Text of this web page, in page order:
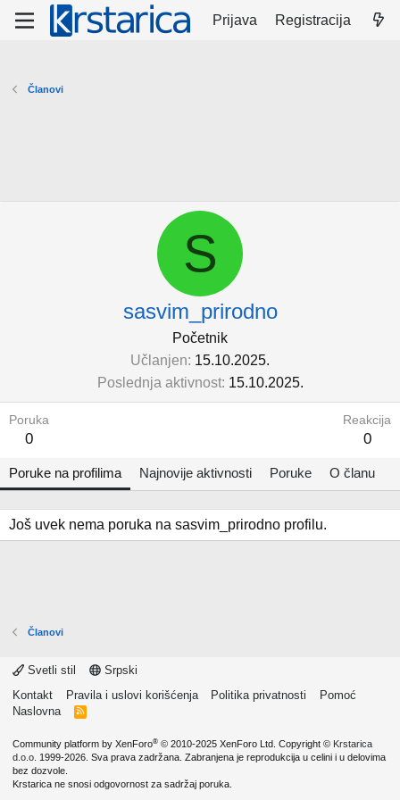
Prijava Registracija
Članovi
S
sasvim_prirodno
Početnik
Učlanjen 15.10.2025.
Poslednja aktivnost 15.10.2025.
Poruka
0
Reakcija
0
Poruke na profilima Najnovije aktivnosti Poruke O članu
Još uvek nema poruka na sasvim_prirodno profilu.
Članovi
Svetli stil
Srpski
Kontakt
Pravila i uslovi korišćenja Politika privatnosti
Pomoć
Naslovna
R
Community platform by XenForo® © 2010-2025 XenForo Ltd. Copyright © Krstarica
d.o.o. 1999-2026. Sva prava zadržana. Zabranjena je reprodukcija u celini i u delovima
bez dozvole.
Krstarica ne snosi odgovornost za sadržaj poruka.